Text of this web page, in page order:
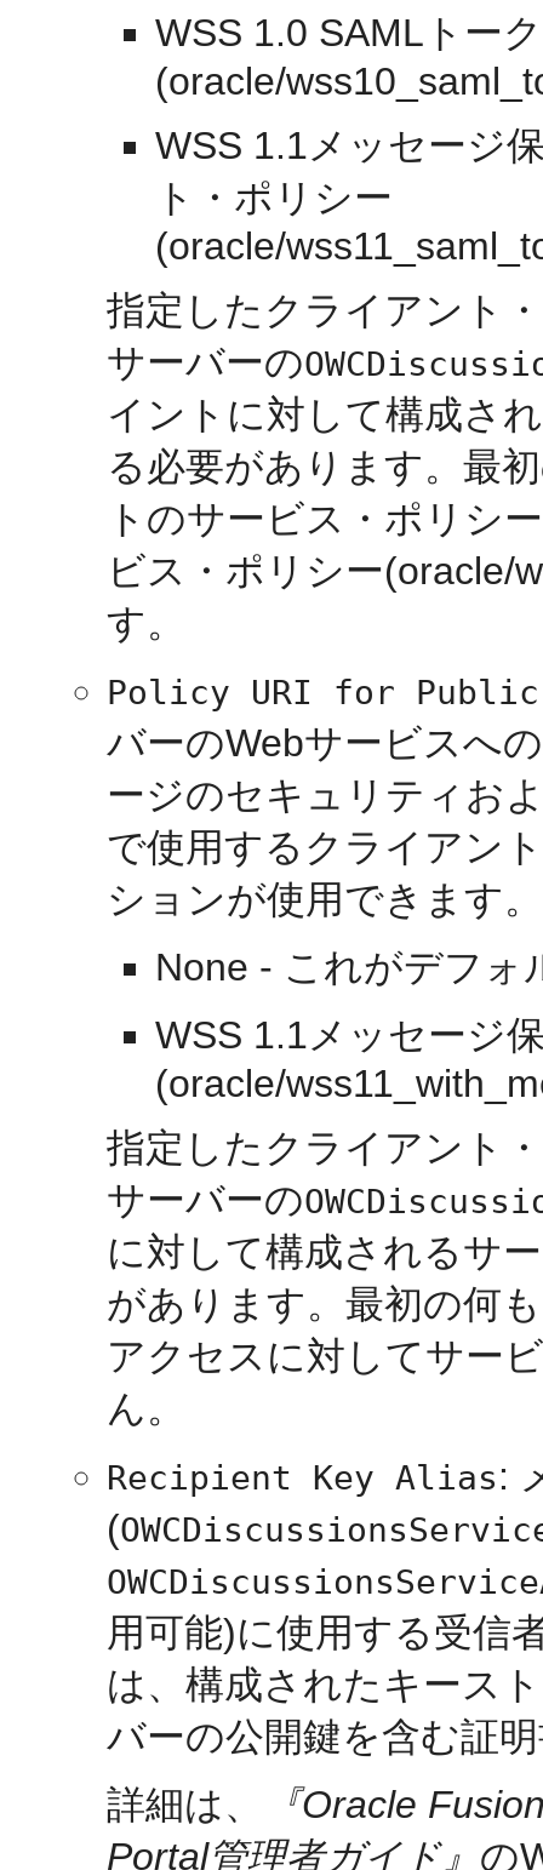
WSS 1.0 SAMLトー
(oracle/
WSS 1.1メッセージ
ト・ポリシー
(oracle/
指定したクライアント
サーバーの
イントに対して構成さ
る必要があります。最
トのサービス・ポリシ
ビス・ポリシー(oracle/
す。
Policy URI for Public
バーのWebサービスへ
ージのセキュリティお
で使用するクライアン
ションが使用できます。
None - これがデフォ
WSS 1.1メッセージ
(oracle/
指定したクライアント
サーバーの
に対して構成されるサ
があります。最初の何
アクセスに対してサー
ん。
Recipient Key Alias:
(
用可能)に使用する受信
は、構成されたキース
バーの公開鍵を含む証
詳細は、
『Oracle
Portal管理者ガイド』 の